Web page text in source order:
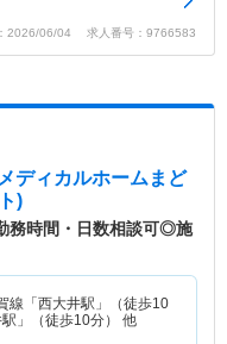
2026/06/04 求人番号：9766583
ディカルホームまど
)
務時間・日数相談可◎施
線「西大井駅」（徒歩10
」（徒歩10分） 他